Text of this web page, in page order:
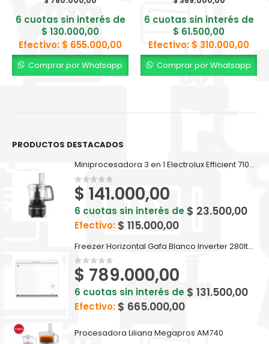
6 cuotas sin interés de
$ 130.000,00
Efectivo: $ 655.000,00
Comprar por Whatsapp
6 cuotas sin interés de
$ 61.500,00
Efectivo: $ 310.000,00
Comprar por Whatsapp
PRODUCTOS DESTACADOS
Miniprocesadora 3 en 1 Electrolux Efficient 710ml EFP500
0out of 5
$ 141.000,00
6 cuotas sin interés de $ 23.500,00
Efectivo: $ 115.000,00
Freezer Horizontal Gafa Blanco Inverter 280lts FGHI300B-L
0out of 5
$ 789.000,00
6 cuotas sin interés de $ 131.500,00
Efectivo: $ 665.000,00
Procesadora Liliana Megapros AM740